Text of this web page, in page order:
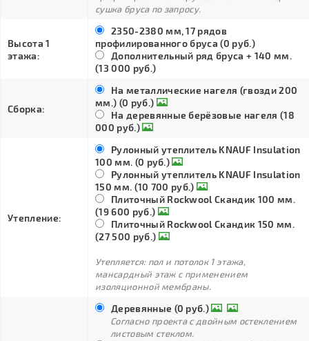
сушка бруса по запросу.
Высота 1
этажа:
2350-2380 мм, 17 рядов
профилированного бруса (0 руб.)
Дополнительный ряд бруса + 140 мм.
(13 000 руб.)
Сборка:
На металлические нагеля (гвозди 200
мм.) (0 руб.)
На деревянные берёзовые нагеля (18
000 руб.)
Утепление:
Рулонный утеплитель KNAUF Insulation
100 мм. (0 руб.)
Рулонный утеплитель KNAUF Insulation
150 мм. (10 700 руб.)
Плиточный Rockwool Скандик 100 мм.
(19 600 руб.)
Плиточный Rockwool Скандик 150 мм.
(27 500 руб.)
Утепляется: пол и потолок 1 этажа,
мансардный этаж с применением
изоляционной мембраны.
Деревянные (0 руб.)
Согласно проекта с двойным остеклением
листовым стеклом.